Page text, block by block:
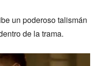
un poderoso talismán
de la trama.